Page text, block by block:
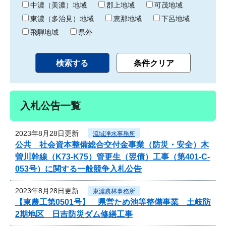
中濃（美濃）地域
郡上地域
可茂地域
東濃（多治見）地域
恵那地域
下呂地域
飛騨地域
県外
入札公告一覧
2023年8月28日更新 流域浄水事務所
公共 社会資本整備総合交付金事業（防災・安全）木
曽川幹線（K73-K75）管更生（翌債）工事（第401-C-
053号）に関する一般競争入札公告
2023年8月28日更新 東濃農林事務所
【東農工第0501号】 県営ため池等整備事業 土岐防
2期地区 日吉防災ダム修繕工事